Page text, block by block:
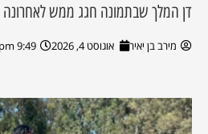
דן המלך שבתמונה חגג ממש לאחרונה
מירב בן יאיר אוגוסט 4, 2026 9:49 pm